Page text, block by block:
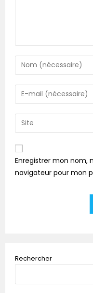
Enregistrer mon nom,
navigateur pour mon
Rechercher